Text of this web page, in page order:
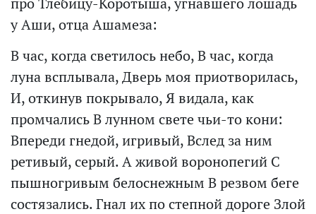
у Аши, отца Ашамеза:
В час, когда светилось небо, В час, когда
луна всплывала, Дверь моя приотворилась,
И, откинув покрывало, Я видала, как
промчались В лунном свете чьи-то кони:
Впереди гнедой, игривый, Вслед за ним
ретивый, серый. А живой воронопегий С
пышногривым белоснежным В резвом беге
состязались. Гнал их по степной дороге Злой